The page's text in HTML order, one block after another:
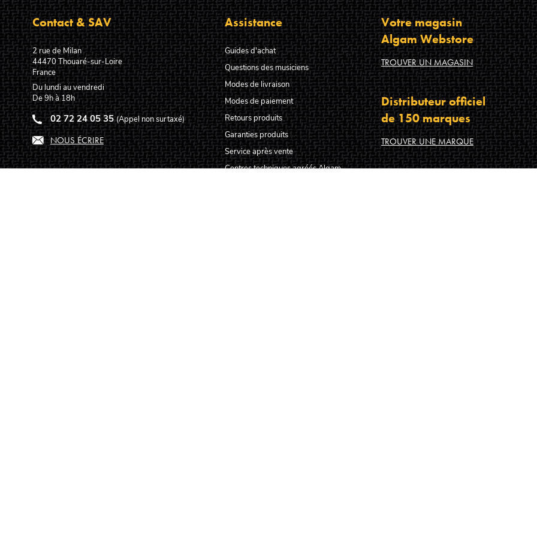
Contact & SAV
2 rue de Milan
44470Thouaré-sur-Loire
France
Du lundi au vendredi
De 9h à 18h
02 72 24 05 35 (Appel non surtaxé)
NOUS ÉCRIRE
Assistance
Guides d'achat
Questions des musiciens
Modes de livraison
Modes de paiement
Retours produits
Garanties produits
Service après vente
Centres techniques agréés Algam
Votre magasin
Algam Webstore
TROUVER UN MAGASIN
Distributeur officiel
de 150 marques
TROUVER UNE MARQUE